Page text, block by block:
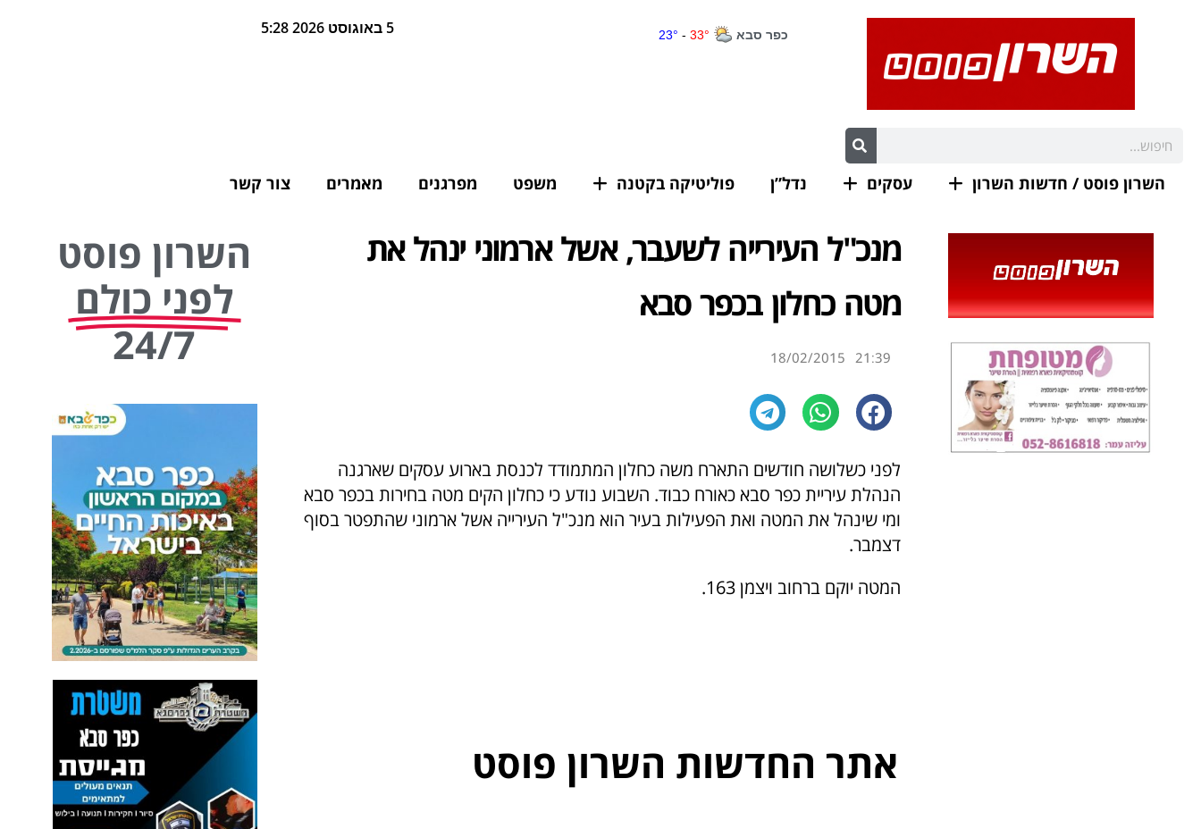
5 באוגוסט 2026 5:28
השרון פוסט / חדשות השרון עסקים נדל”ן פוליטיקה בקטנה משפט מפרגנים מאמרים צור קשר
מנכ"ל העירייה לשעבר, אשל ארמוני ינהל את
מטה כחלון בכפר סבא
21:39
18/02/2015
לפני כשלושה חודשים התארח משה כחלון המתמודד לכנסת בארוע עסקים שארגנה
הנהלת עיריית כפר סבא כאורח כבוד. השבוע נודע כי כחלון הקים מטה בחירות בכפר סבא
ומי שינהל את המטה ואת הפעילות בעיר הוא מנכ"ל העירייה אשל ארמוני שהתפטר בסוף
דצמבר.
המטה יוקם ברחוב ויצמן 163.
אתר החדשות השרון פוסט כו
השרון פוסט
לפני כולם
24/7